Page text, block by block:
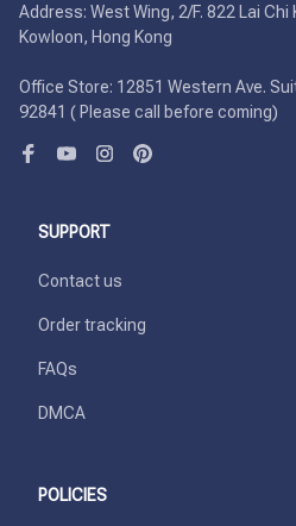
Address: West Wing, 2/F. 822 Lai
Kowloon, Hong Kong
Office Store: 12851 Western Ave.
92841 ( Please call before coming)
SUPPORT
Contact us
Order tracking
FAQs
DMCA
POLICIES